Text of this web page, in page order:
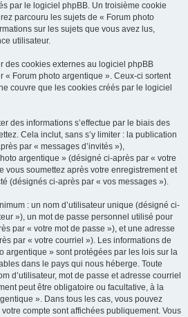
par le logiciel phpBB. Un troisième cookie
parcouru les sujets de « Forum photo
sur les sujets que vous avez lus,
utilisateur.
des cookies externes au logiciel phpBB
« Forum photo argentique ». Ceux-ci sortent
couvre que les cookies créés par le logiciel
des informations s’effectue par le biais des
Cela inclut, sans s’y limiter : la publication
par « messages d’invités »),
argentique » (désigné ci-après par « votre
vous soumettez après votre enregistrement et
(désignés ci-après par « vos messages »).
: un nom d’utilisateur unique (désigné ci-
»), un mot de passe personnel utilisé pour
par « votre mot de passe »), et une adresse
par « votre courriel »). Les informations de
argentique » sont protégées par les lois sur la
dans le pays qui nous héberge. Toute
d’utilisateur, mot de passe et adresse courriel
peut être obligatoire ou facultative, à la
». Dans tous les cas, vous pouvez
compte sont affichées publiquement. Vous